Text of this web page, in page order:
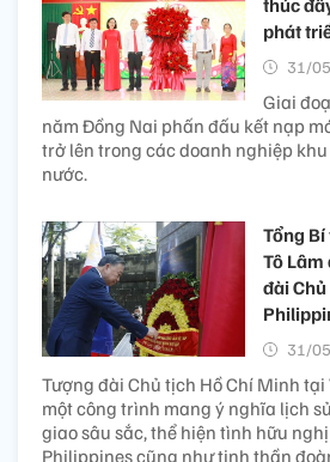
phát
31/
Giai
năm Đồng Nai phấn đấu kết nạp
trở lên trong các doanh nghiệp
nước.
Tổng
Tô
đài
31/
Tượng đài Chủ tịch Hồ Chí Minh tại
một công trình mang ý nghĩa lịch
giao sâu sắc, thể hiện tình hữu
Philippines cũng như tinh thần